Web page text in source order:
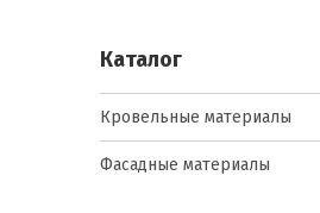
Каталог
Кровельные материалы
Фасадные материалы